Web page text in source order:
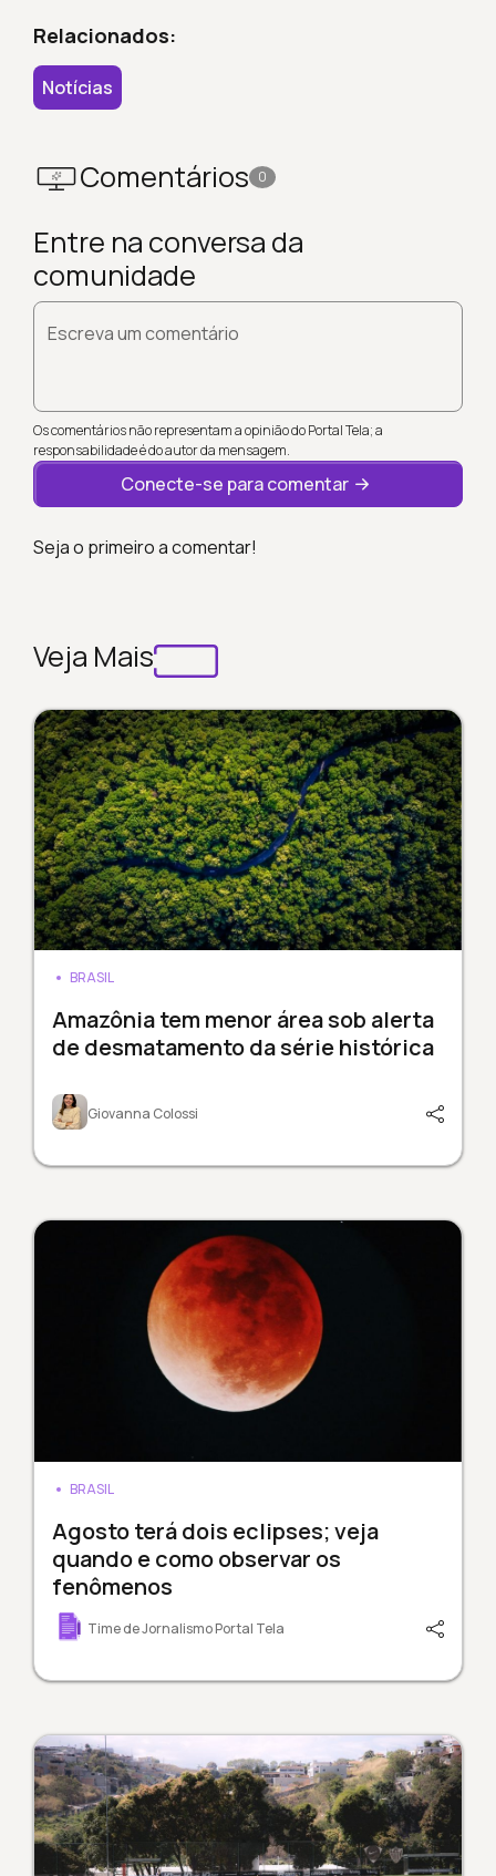
Relacionados:
Notícias
Comentários 0
Entre na conversa da
comunidade
Escreva um comentário
Os comentários não representam a opinião do Portal Tela; a
responsabilidade é do autor da mensagem.
Conecte-se para comentar
Seja o primeiro a comentar!
Veja Mais
BRASIL
Amazônia tem menor área sob alerta
de desmatamento da série histórica
Giovanna Colossi
BRASIL
Agosto terá dois eclipses; veja
quando e como observar os
fenômenos
Time de Jornalismo Portal Tela